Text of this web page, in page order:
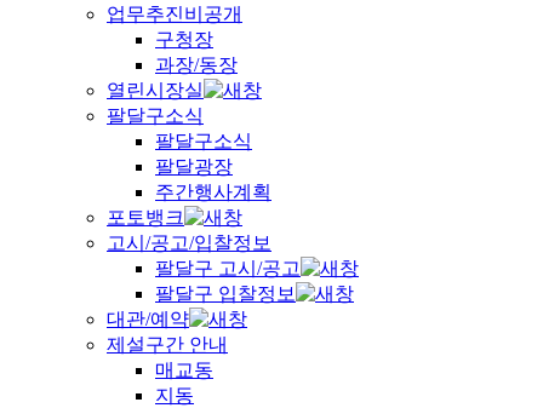
업무추진비공개
구청장
과장/동장
열린시장실
팔달구소식
팔달구소식
팔달광장
주간행사계획
포토뱅크
고시/공고/입찰정보
팔달구 고시/공고
팔달구 입찰정보
대관/예약
제설구간 안내
매교동
지동